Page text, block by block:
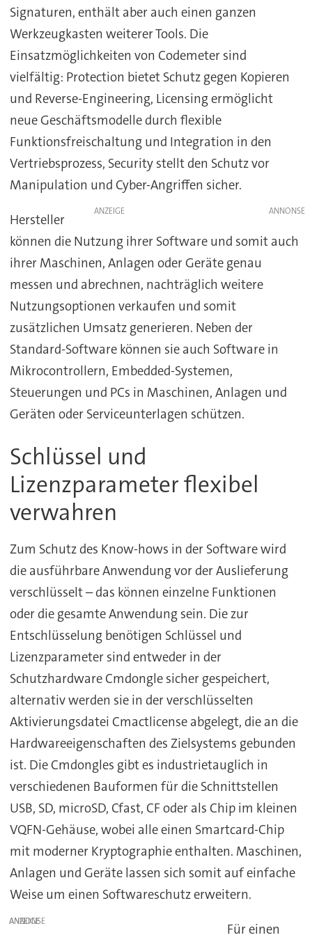
Signaturen, enthält aber auch einen ganzen
Werkzeugkasten weiterer Tools. Die
Einsatzmöglichkeiten von Codemeter sind
vielfältig: Protection bietet Schutz gegen Kopieren
und Reverse-Engineering, Licensing ermöglicht
neue Geschäftsmodelle durch flexible
Funktionsfreischaltung und Integration in den
Vertriebsprozess, Security stellt den Schutz vor
Manipulation und Cyber-Angriffen sicher.
ANZEIGE
Hersteller
können die Nutzung ihrer Software und somit auch
ihrer Maschinen, Anlagen oder Geräte genau
messen und abrechnen, nachträglich weitere
Nutzungsoptionen verkaufen und somit
zusätzlichen Umsatz generieren. Neben der
Standard-Software können sie auch Software in
Mikrocontrollern, Embedded-Systemen,
Steuerungen und PCs in Maschinen, Anlagen und
Geräten oder Serviceunterlagen schützen.
Schlüssel und
Lizenzparameter flexibel
verwahren
Zum Schutz des Know-hows in der Software wird
die ausführbare Anwendung vor der Auslieferung
verschlüsselt – das können einzelne Funktionen
oder die gesamte Anwendung sein. Die zur
Entschlüsselung benötigen Schlüssel und
Lizenzparameter sind entweder in der
Schutzhardware Cmdongle sicher gespeichert,
alternativ werden sie in der verschlüsselten
Aktivierungsdatei Cmactlicense abgelegt, die an die
Hardwareeigenschaften des Zielsystems gebunden
ist. Die Cmdongles gibt es industrietauglich in
verschiedenen Bauformen für die Schnittstellen
USB, SD, microSD, Cfast, CF oder als Chip im kleinen
VQFN-Gehäuse, wobei alle einen Smartcard-Chip
mit moderner Kryptographie enthalten. Maschinen,
Anlagen und Geräte lassen sich somit auf einfache
Weise um einen Softwareschutz erweitern.
ANZEIGE
Für einen